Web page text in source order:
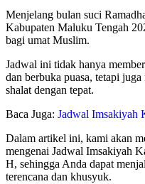
Menjelang bulan suci
Kabupaten Maluku Tengah
bagi umat Muslim.
Jadwal ini tidak hanya
dan berbuka puasa, tetapi
shalat dengan tepat.
Baca Juga: Jadwal Imsakiyah
Dalam artikel ini, kami akan
mengenai Jadwal Imsakiyah
H, sehingga Anda dapat
terencana dan khusyuk.